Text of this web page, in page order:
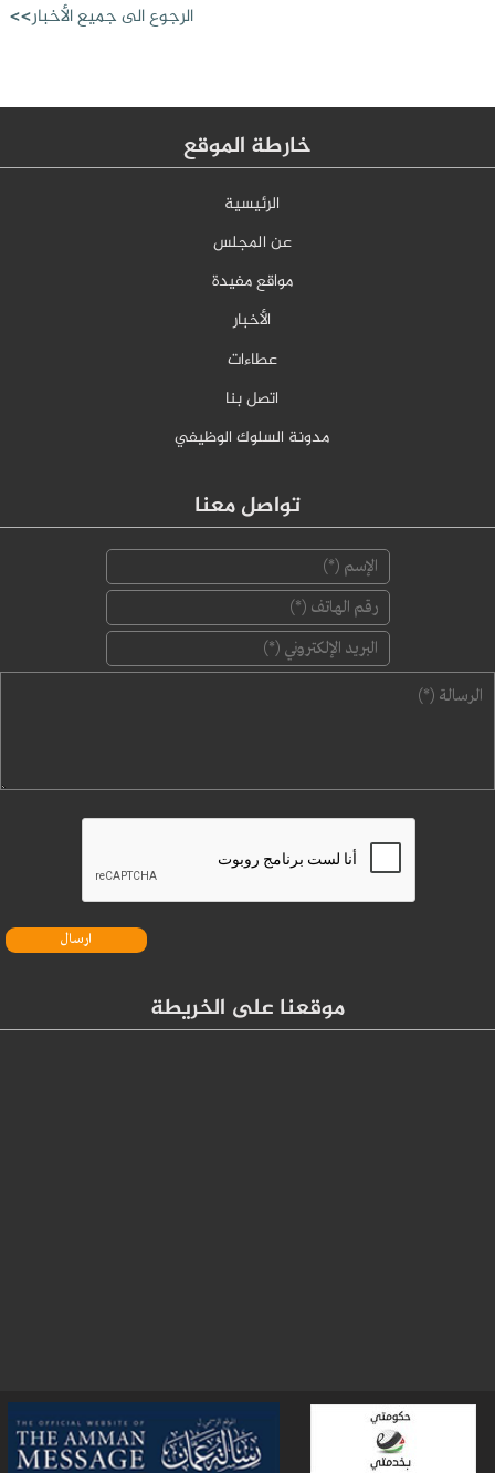
الرجوع الى جميع الأخبار>>
خارطة الموقع
الرئيسية
عن المجلس
مواقع مفيدة
الأخبار
عطاءات
اتصل بنا
مدونة السلوك الوظيفي
تواصل معنا
‏البريد الإلكتروني ‏*
موقعنا على الخريطة